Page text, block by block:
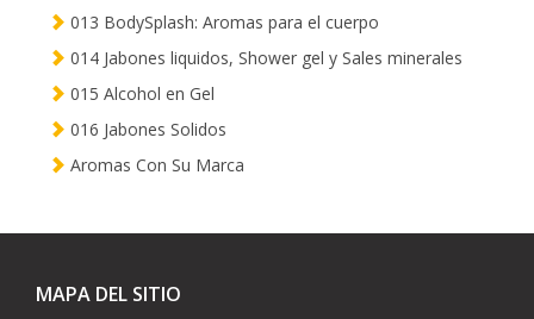
013 BodySplash: Aromas para el cuerpo
014 Jabones liquidos, Shower gel y Sales minerales
015 Alcohol en Gel
016 Jabones Solidos
Aromas Con Su Marca
MAPA DEL SITIO